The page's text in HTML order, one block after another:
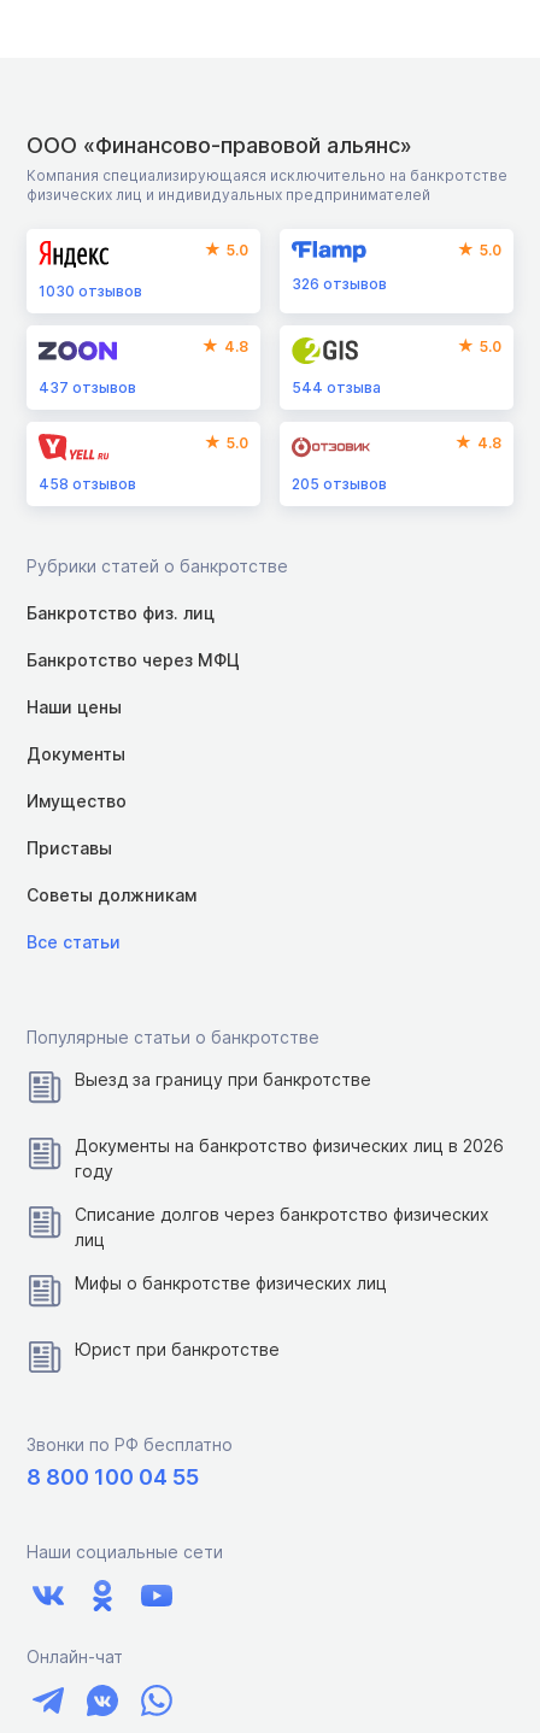
ООО «Финансово-правовой альянс»
Компания специализирующаяся исключительно на банкротстве
физических лиц и индивидуальных предпринимателей
5.0
1030 отзывов
5.0
326отзывов
4.8
437 отзывов
5.0
544отзыва
5.0
458 отзывов
4.8
205отзывов
Рубрики статей о банкротстве
Банкротство физ. лиц
Банкротство через МФЦ
Наши цены
Документы
Имущество
Приставы
Советы должникам
Все статьи
Популярные статьи о банкротстве
Выезд за границу при банкротстве
Документы на банкротство физических лиц в 2026
году
Списание долгов через банкротство физических
лиц
Мифы о банкротстве физических лиц
Юрист при банкротстве
Звонки по РФ бесплатно
8 800 100 04 55
Наши социальные сети
Онлайн-чат